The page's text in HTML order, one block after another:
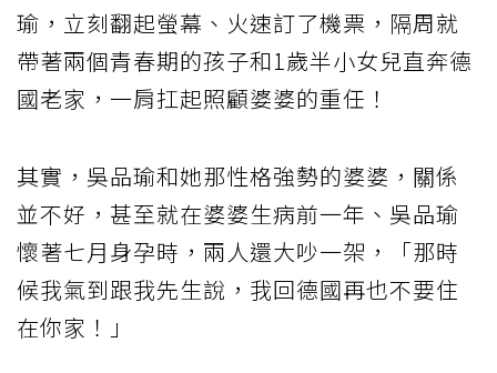
瑜，立刻翻起螢幕、火速訂了機票，隔周就
帶著兩個青春期的孩子和1歲半小女兒直奔德
國老家，一肩扛起照顧婆婆的重任！
其實，吳品瑜和她那性格強勢的婆婆，關係
並不好，甚至就在婆婆生病前一年、吳品瑜
懷著七月身孕時，兩人還大吵一架，「那時
候我氣到跟我先生說，我回德國再也不要住
在你家！」